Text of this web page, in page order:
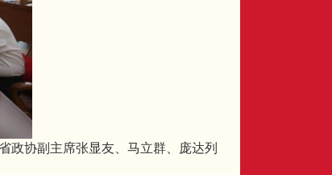
政协副主席张显友、马立群、庞达列